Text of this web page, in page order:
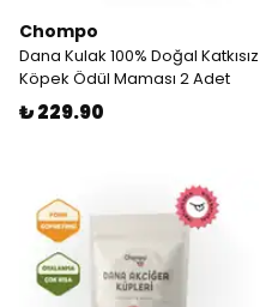
Chompo
Dana Kulak 100% Doğal Katkısız
Köpek Ödül Maması 2 Adet
₺ 229.90